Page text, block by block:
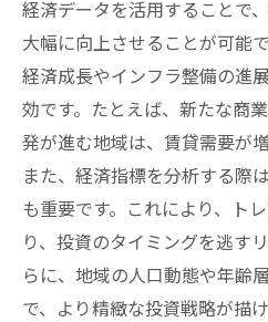
経済データを活用することで
大幅に向上させることが可能
経済成長やインフラ整備の進
効です。たとえば、新たな商
発が進む地域は、賃貸需要が
また、経済指標を分析する際
も重要です。これにより、ト
り、投資のタイミングを逃す
らに、地域の人口動態や年齢
で、より精緻な投資戦略が描